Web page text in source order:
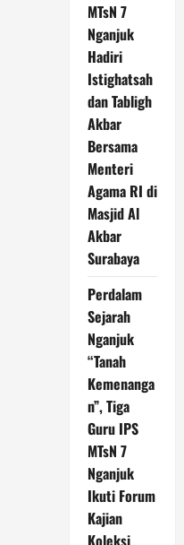
MTsN 7
Nganjuk
Hadiri
Istighatsah
dan Tabligh
Akbar
Bersama
Menteri
Agama RI di
Masjid Al
Akbar
Surabaya
Perdalam
Sejarah
Nganjuk
“Tanah
Kemenanga
n”, Tiga
Guru IPS
MTsN 7
Nganjuk
Ikuti Forum
Kajian
Koleksi